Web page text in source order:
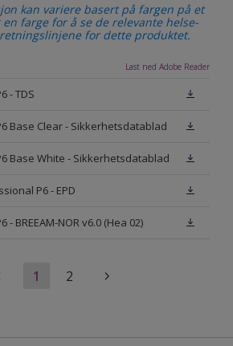
kan variere basert på fargen på et
farge for å se de relevante helse-
for dette produktet.
Last ned Adobe Reader
- TDS
Base Clear - Sikkerhetsdatablad
Base White - Sikkerhetsdatablad
P6 - EPD
- BREEAM-NOR v6.0 (Hea 02)
1 2